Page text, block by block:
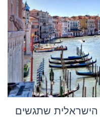
הישראלית שתגשים